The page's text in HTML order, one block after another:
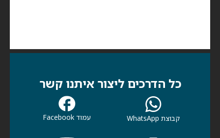
כל הדרכים ליצור איתנו קשר
קבוצת WhatsApp עמוד Facebook